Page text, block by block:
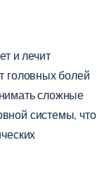
и лечит
головных болей
сложные
системы, что